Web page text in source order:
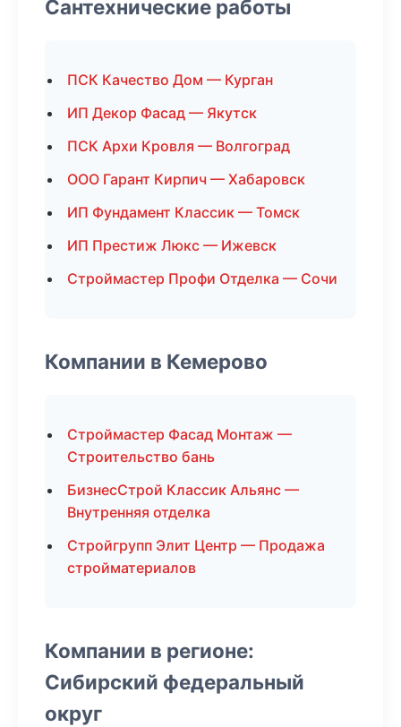
Сантехнические работы
ПСК Качество Дом — Курган
ИП Декор Фасад — Якутск
ПСК Архи Кровля — Волгоград
ООО Гарант Кирпич — Хабаровск
ИП Фундамент Классик — Томск
ИП Престиж Люкс — Ижевск
Строймастер Профи Отделка — Сочи
Компании в Кемерово
Строймастер Фасад Монтаж —
Строительство бань
БизнесСтрой Классик Альянс —
Внутренняя отделка
Стройгрупп Элит Центр — Продажа
стройматериалов
Компании в регионе:
Сибирский федеральный
округ